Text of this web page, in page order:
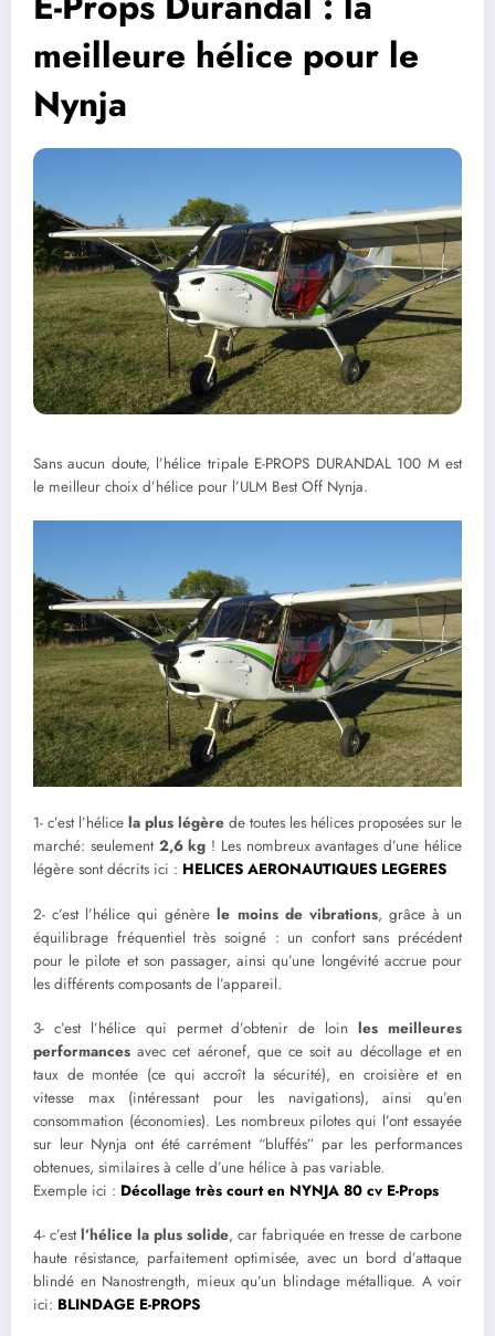
meilleure hélice pour le
Nynja
Sans aucun doute, l’hélice tripale E-PROPS DURANDAL 100 M est
le meilleur choix d’hélice pour l’ULM Best Off Nynja.
1- c’est l’hélice la plus légère de toutes les hélices proposées sur le
marché: seulement2,6 kg ! Les nombreux avantages d’une hélice
légère sont décrits ici : HELICES AERONAUTIQUES LEGERES
2- c’est l’hélice qui génèrele moins de vibrations, grâce à un
équilibrage fréquentiel très soigné : un confort sans précédent
pour le pilote et son passager, ainsi qu’une longévité accrue pour
les différents composants de l’appareil.
3- c’est l’hélice qui permet d’obtenir de loinles meilleures
performances avec cet aéronef, que ce soit au décollage et en
taux de montée (ce qui accroît la sécurité), en croisière et en
vitesse max (intéressant pour les navigations), ainsi qu’en
consommation (économies). Les nombreux pilotes qui l’ont essayée
sur leur Nynja ont été carrément “bluffés” par les performances
obtenues, similaires à celle d’une hélice à pas variable.
Exemple ici : Décollage très court en NYNJA 80 cv E-Props
4- c’estl’hélice la plus solide, car fabriquée en tresse de carbone
haute résistance, parfaitement optimisée, avec un bord d’attaque
blindé en Nanostrength, mieux qu’un blindage métallique. A voir
ici: BLINDAGE E-PROPS